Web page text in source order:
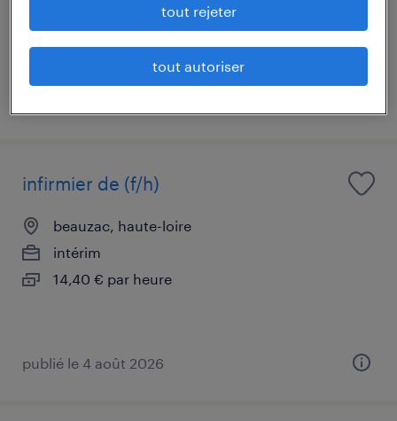
12,31 € par heure
infirmier de (f/h)
beauzac, haute-loire
intérim
14,40 € par heure
publié le 4 août 2026
tout rejeter
tout autoriser